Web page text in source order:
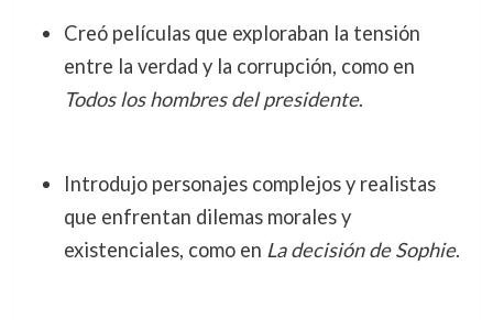
Creó películas que exploraban la tensión
entre la verdad y la corrupción, como en
Todos los hombres del presidente.
Introdujo personajes complejos y realistas
que enfrentan dilemas morales y
existenciales, como en La decisión de Sophie.